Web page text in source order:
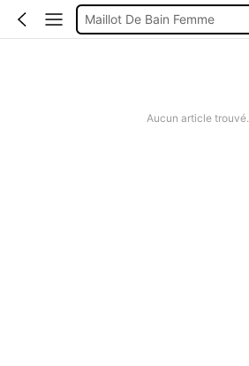
Maillot De Bain Femme
Aucun article trouvé.